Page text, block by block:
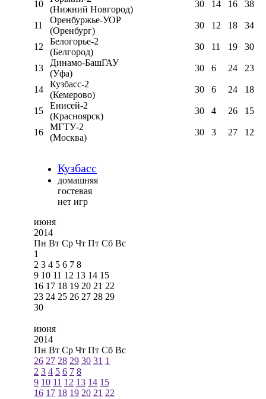
10
(Нижний Новгород)
30 14 16 38
11
Оренбуржье-УОР
(Оренбург)
30 12 18 34
12
Белогорье-2
(Белгород)
30 11 19 30
13
Динамо-БашГАУ
(Уфа)
30 6 24 23
14
Кузбасс-2
(Кемерово)
30 6 24 18
15
Енисей-2
(Красноярск)
30 4 26 15
16
МГТУ-2
(Москва)
30 3 27 12
Кузбасс
домашняя
гостевая
нет игр
июня
2014
Пн Вт Ср Чт Пт Сб Вс
1
2 3 4 5 6 7 8
9 10 11 12 13 14 15
16 17 18 19 20 21 22
23 24 25 26 27 28 29
30
июня
2014
Пн Вт Ср Чт Пт Сб Вс
26 27 28 29 30 31 1
2 3 4 5 6 7 8
9 10 11 12 13 14 15
16 17 18 19 20 21 22